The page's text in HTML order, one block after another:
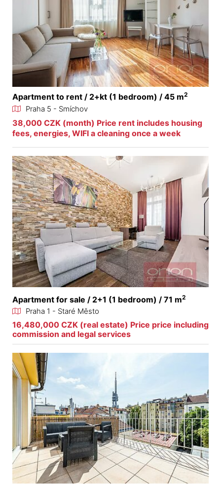
Apartment to rent / 2+kt (1 bedroom) / 45 m2
Praha 5 - Smíchov
38,000 CZK (month) Price rent includes housing
fees, energies, WIFI a cleaning once a week
Apartment for sale / 2+1 (1 bedroom) / 71 m2
Praha 1 - Staré Město
16,480,000 CZK (real estate) Price price including
commission and legal services